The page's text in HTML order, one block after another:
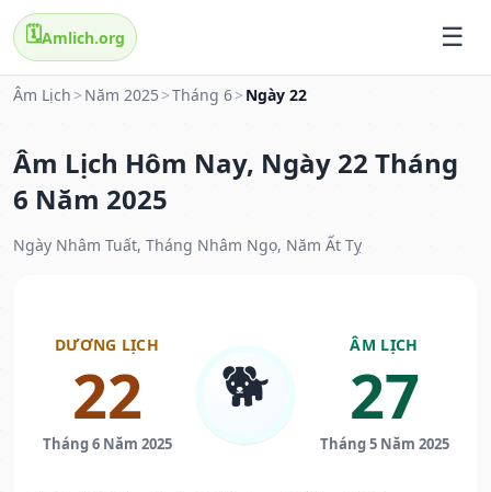
🗓️Amlich.org
Âm Lịch > Năm 2025 >Tháng 6> Ngày 22
Âm Lịch Hôm Nay, Ngày 22 Tháng
6 Năm 2025
Ngày Nhâm Tuất, Tháng Nhâm Ngọ, Năm Ất Tỵ
DƯƠNG LỊCH
22
Tháng 6 Năm 2025
🐕
ÂM LỊCH
27
Tháng 5 Năm 2025